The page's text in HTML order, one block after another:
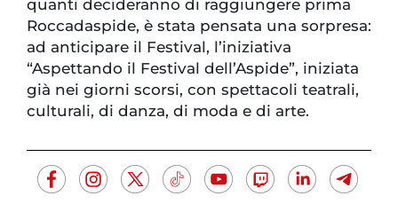
quanti decideranno di raggiungere prima
Roccadaspide, è stata pensata una sorpresa:
ad anticipare il Festival, l’iniziativa
“Aspettando il Festival dell’Aspide”, iniziata
già nei giorni scorsi, con spettacoli teatrali,
culturali, di danza, di moda e di arte.